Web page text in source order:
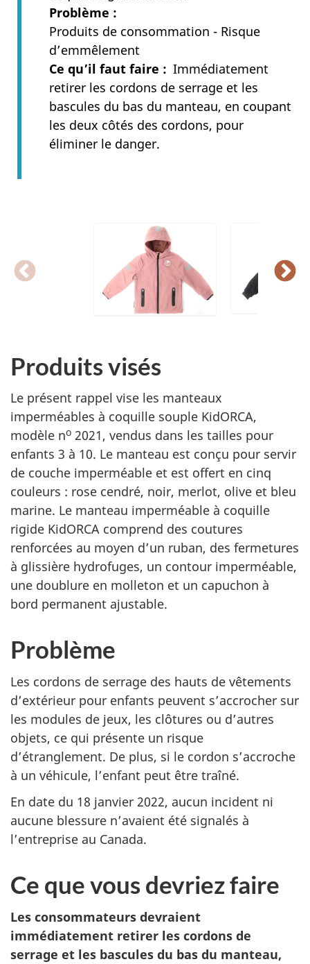
Problème
Produits de consommation - Risque
d’emmêlement
Ce qu’il faut faire
Immédiatement
retirer les cordons de serrage et les
bascules du bas du manteau, en coupant
les deux côtés des cordons, pour
éliminer le danger.
Produits visés
Le présent rappel vise les manteaux
imperméables à coquille souple KidORCA,
modèle no 2021, vendus dans les tailles pour
enfants 3 à 10. Le manteau est conçu pour servir
de couche imperméable et est offert en cinq
couleurs : rose cendré, noir, merlot, olive et bleu
marine. Le manteau imperméable à coquille
rigide KidORCA comprend des coutures
renforcées au moyen d’un ruban, des fermetures
à glissière hydrofuges, un contour imperméable,
une doublure en molleton et un capuchon à
bord permanent ajustable.
Problème
Les cordons de serrage des hauts de vêtements
d’extérieur pour enfants peuvent s’accrocher sur
les modules de jeux, les clôtures ou d’autres
objets, ce qui présente un risque
d’étranglement. De plus, si le cordon s’accroche
à un véhicule, l’enfant peut être traîné.
En date du 18 janvier 2022, aucun incident ni
aucune blessure n’avaient été signalés à
l’entreprise au Canada.
Ce que vous devriez faire
Les consommateurs devraient
immédiatement retirer les cordons de
serrage et les bascules du bas du manteau,